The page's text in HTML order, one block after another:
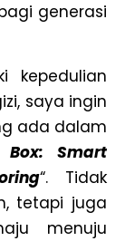
generasi
kepedulian
saya ingin
ada dalam
Box: Smart
“. Tidak
tetapi juga
menuju